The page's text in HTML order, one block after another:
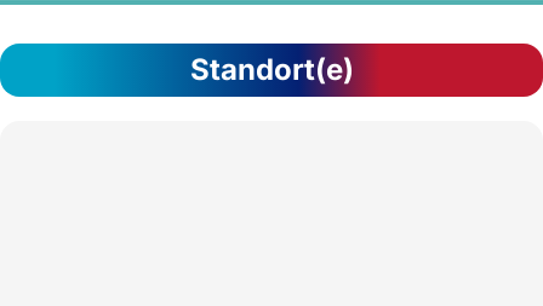
Standort(e)